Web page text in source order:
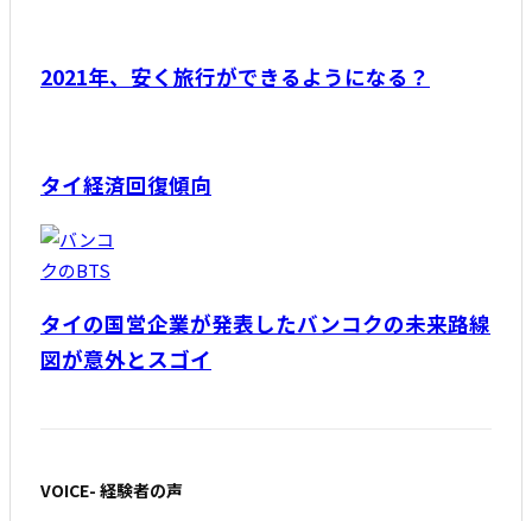
2021年、安く旅行ができるようになる？
タイ経済回復傾向
タイの国営企業が発表したバンコクの未来路線
図が意外とスゴイ
VOICE- 経験者の声